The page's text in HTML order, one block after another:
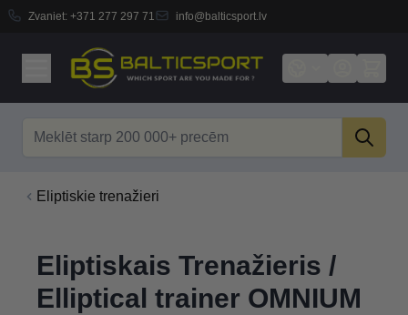
Zvaniet: +371 277 297 71 info@balticsport.lv
Eliptiskie trenažieri
Eliptiskais Trenažieris /
Elliptical trainer OMNIUM